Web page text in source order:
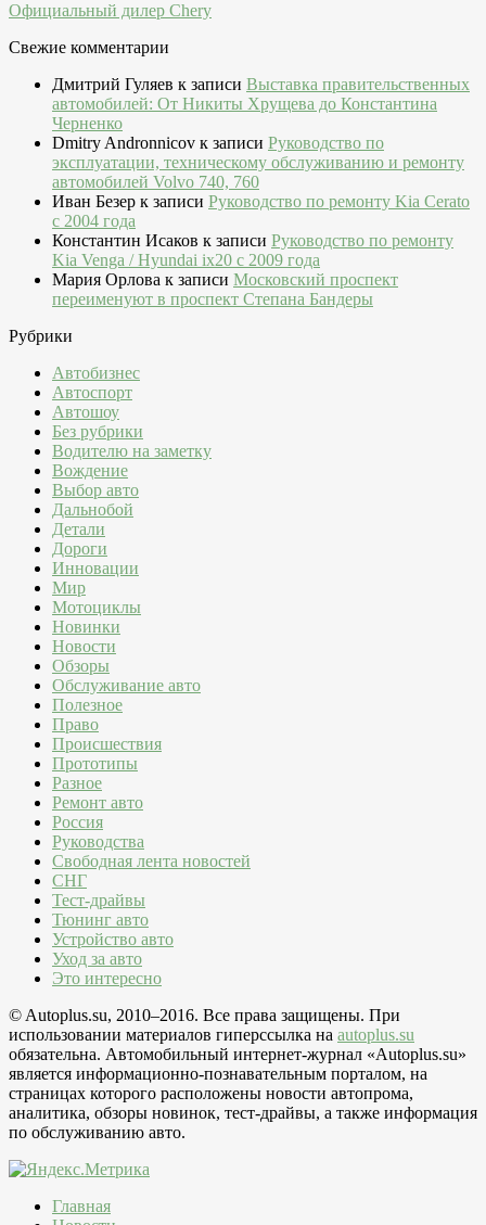
Официальный дилер Chery
Свежие комментарии
Дмитрий Гуляев к записи Выставка правительственных
автомобилей: От Никиты Хрущева до Константина
Черненко
Dmitry Andronnicov к записи Руководство по
эксплуатации, техническому обслуживанию и ремонту
автомобилей Volvo 740, 760
Иван Безер к записи Руководство по ремонту Kia Cerato
c 2004 года
Константин Исаков к записи Руководство по ремонту
Kia Venga / Hyundai ix20 c 2009 года
Мария Орлова к записи Московский проспект
переименуют в проспект Степана Бандеры
Рубрики
Автобизнес
Автоспорт
Автошоу
Без рубрики
Водителю на заметку
Вождение
Выбор авто
Дальнобой
Детали
Дороги
Инновации
Мир
Мотоциклы
Новинки
Новости
Обзоры
Обслуживание авто
Полезное
Право
Происшествия
Прототипы
Разное
Ремонт авто
Россия
Руководства
Свободная лента новостей
СНГ
Тест-драйвы
Тюнинг авто
Устройство авто
Уход за авто
Это интересно
© Autoplus.su, 2010–2016. Все права защищены. При
использовании материалов гиперссылка на autoplus.su
обязательна. Автомобильный интернет-журнал «Autoplus.su»
является информационно-познавательным порталом, на
страницах которого расположены новости автопрома,
аналитика, обзоры новинок, тест-драйвы, а также информация
по обслуживанию авто.
Главная